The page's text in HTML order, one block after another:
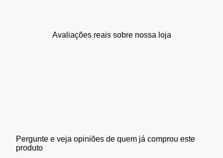
Avaliações reais sobre nossa loja
Pergunte e veja opiniões de quem já comprou este
produto